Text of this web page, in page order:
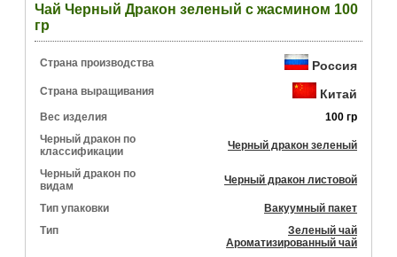
Чай Черный Дракон зеленый с жасмином 100
гр
Страна производства Россия
Страна выращивания Китай
Вес изделия
100 гр
Черный дракон по
классификации
Черный дракон зеленый
Черный дракон по
видам
Черный дракон листовой
Тип упаковки
Вакуумный пакет
Тип
Зеленый чай
Ароматизированный чай